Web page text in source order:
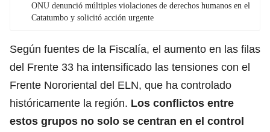
ONU denunció múltiples violaciones de derechos humanos en el
Catatumbo y solicitó acción urgente
Según fuentes de la Fiscalía, el aumento en las filas
del Frente 33 ha intensificado las tensiones con el
Frente Nororiental del ELN, que ha controlado
históricamente la región. Los conflictos entre
estos grupos no solo se centran en el control